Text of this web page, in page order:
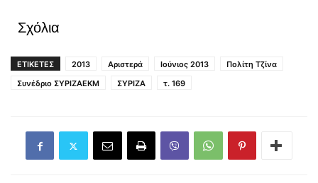
Σχόλια
ΕΤΙΚΕΤΕΣ 2013 Αριστερά Ιούνιος 2013
Πολίτη Τζίνα
Συνέδριο ΣΥΡΙΖΑΕΚΜ
ΣΥΡΙΖΑ τ. 169